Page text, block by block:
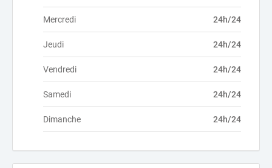
Mercredi 24h/24
Jeudi 24h/24
Vendredi 24h/24
Samedi 24h/24
Dimanche 24h/24